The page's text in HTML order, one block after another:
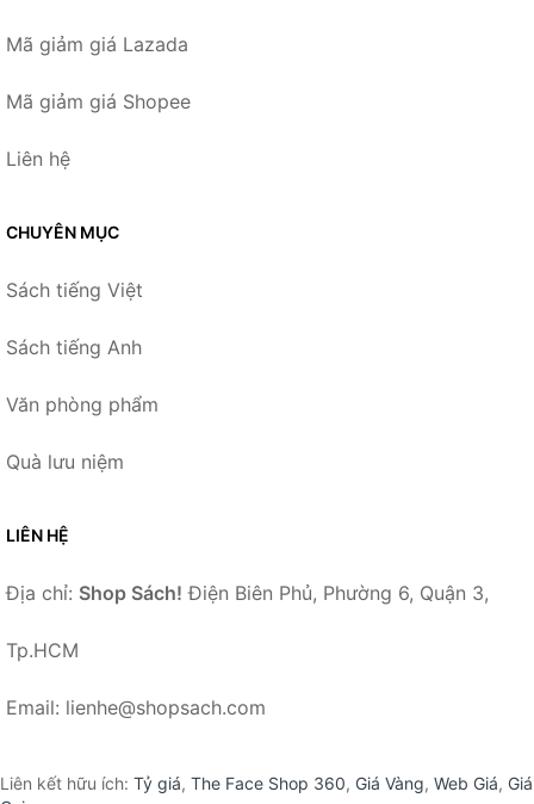
Mã giảm giá Lazada
Mã giảm giá Shopee
Liên hệ
CHUYÊN MỤC
Sách tiếng Việt
Sách tiếng Anh
Văn phòng phẩm
Quà lưu niệm
LIÊN HỆ
Địa chỉ: Shop Sách! Điện Biên Phủ, Phường 6, Quận 3,
Tp.HCM
Email: lienhe@shopsach.com
Liên kết hữu ích: Tỷ giá, The Face Shop 360, Giá Vàng, Web Giá, Giá